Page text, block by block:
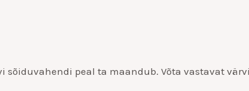
peal ta maandub. Võta vastavat